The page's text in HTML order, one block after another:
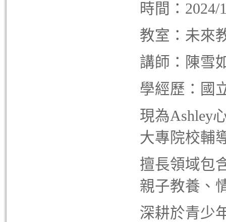
時間：2024/
教室：未來
講師：陳雪
學經歷：國
現為Ashley
大專院校輔
擅長領域包
親子教養、
深耕於青少